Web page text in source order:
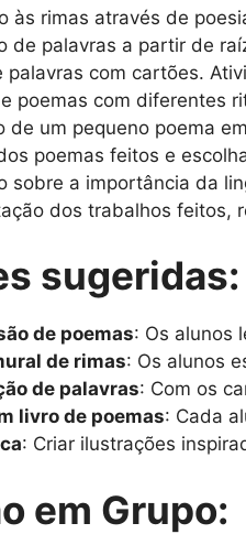
às rimas através de
de palavras a partir de
palavras com cartões.
poemas com diferentes
de um pequeno poema
poemas feitos e
sobre a importância da
dos trabalhos feitos,
sugeridas:
de poemas: Os alunos
de rimas: Os alunos
de palavras: Com os
livro de poemas: Cada
: Criar ilustrações
em Grupo: